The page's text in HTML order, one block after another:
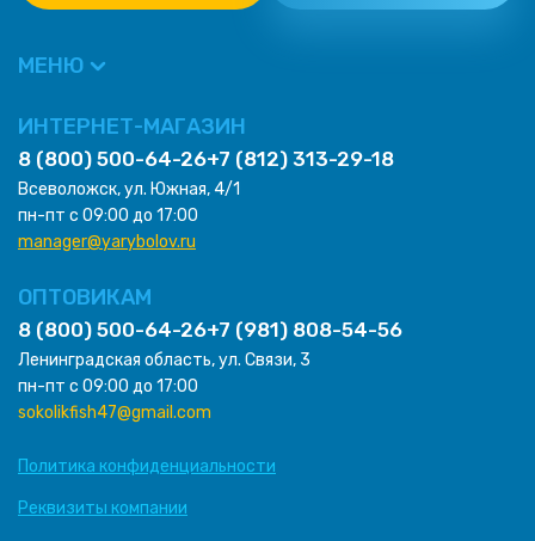
МЕНЮ
ИНТЕРНЕТ-МАГАЗИН
8 (800) 500-64-26+7 (812) 313-29-18
Всеволожск, ул. Южная, 4/1
пн-пт с 09:00 до 17:00
manager@yarybolov.ru
ОПТОВИКАМ
8 (800) 500-64-26+7 (981) 808-54-56
Ленинградская область, ул. Связи, 3
пн-пт с 09:00 до 17:00
sokolikfish47@gmail.com
Политика конфиденциальности
Реквизиты компании